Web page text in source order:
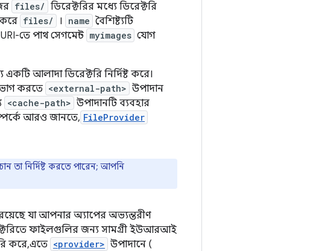
files/ ডিরেক্টরির মধ্যে ডিরেক্টরি
করে files/ । name বৈশিষ্ট্যটি
তে পাথ সেগমেন্ট myimages যোগ
আলাদা ডিরেক্টরি নির্দিষ্ট করে।
ভাগ করতে <external-path> উপাদান
<cache-path> উপাদানটি ব্যবহার
আরও জানতে, FileProvider
তা নির্দিষ্ট করতে পারেন; আপনি
যা আপনার অ্যাপের অভ্যন্তরীণ
ফাইলগুলির জন্য সামগ্রী ইউআরআই
করে, এতে <provider> উপাদানে (